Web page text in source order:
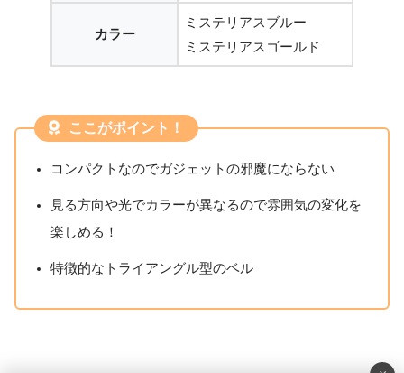
カラー
ミステリアスブルー
ミステリアスゴールド
ここがポイント！
コンパクトなのでガジェットの邪魔にならない
見る方向や光でカラーが異なるので雰囲気の変化を
楽しめる！
特徴的なトライアングル型のベル